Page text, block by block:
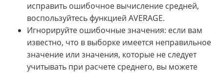
исправить ошибочное вычисление средней,
воспользуйтесь функцией AVERAGE.
Игнорируйте ошибочные значения: если вам
известно, что в выборке имеется неправильное
значение или значения, которые не следует
учитывать при расчете среднего, вы можете